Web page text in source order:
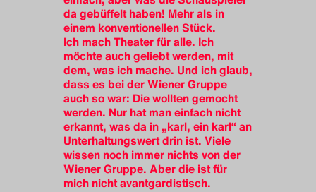
da gebüffelt haben! Mehr als in
einem konventionellen Stück.
Ich mach Theater für alle. Ich
möchte auch geliebt werden, mit
dem, was ich mache. Und ich glaub,
dass es bei der Wiener Gruppe
auch so war: Die wollten gemocht
werden. Nur hat man einfach nicht
erkannt, was da in „karl, ein karl“ an
Unterhaltungswert drin ist. Viele
wissen noch immer nichts von der
Wiener Gruppe. Aber die ist für
mich nicht avantgardistisch.